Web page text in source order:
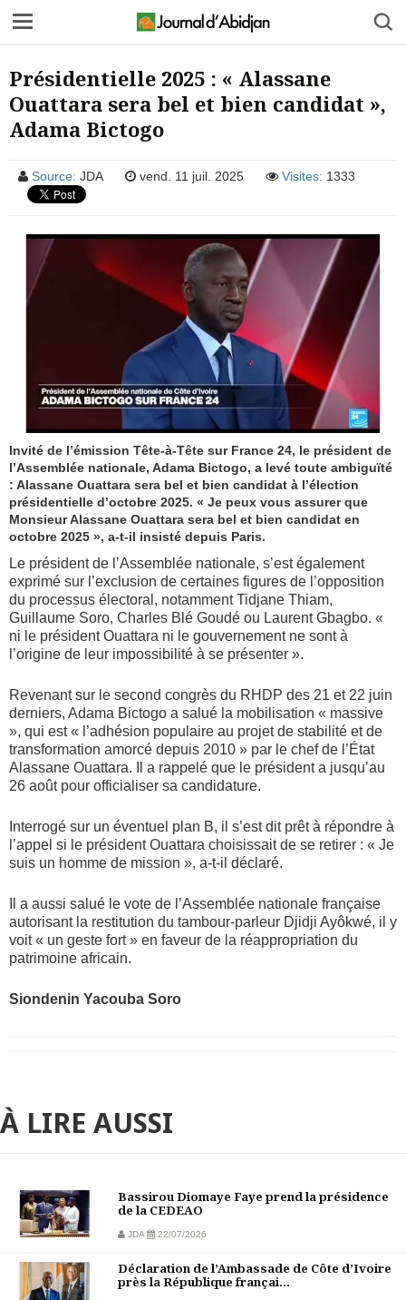
Présidentielle 2025 : « Alassane
Ouattara sera bel et bien candidat »,
Adama Bictogo
Source: JDA vend. 11 juil. 2025 Visites: 1333
Invité de l’émission Tête-à-Tête sur France 24, le président de
l’Assemblée nationale, Adama Bictogo, a levé toute ambiguïté
: Alassane Ouattara sera bel et bien candidat à l’élection
présidentielle d’octobre 2025. « Je peux vous assurer que
Monsieur Alassane Ouattara sera bel et bien candidat en
octobre 2025 », a-t-il insisté depuis Paris.
Le président de l’Assemblée nationale, s’est également
exprimé sur l’exclusion de certaines figures de l’opposition
du processus électoral, notamment Tidjane Thiam,
Guillaume Soro, Charles Blé Goudé ou Laurent Gbagbo. «
ni le président Ouattara ni le gouvernement ne sont à
l’origine de leur impossibilité à se présenter ».
Revenant sur le second congrès du RHDP des 21 et 22 juin
derniers, Adama Bictogo a salué la mobilisation « massive
», qui est « l’adhésion populaire au projet de stabilité et de
transformation amorcé depuis 2010 » par le chef de l’État
Alassane Ouattara. Il a rappelé que le président a jusqu’au
26 août pour officialiser sa candidature.
Interrogé sur un éventuel plan B, il s’est dit prêt à répondre à
l’appel si le président Ouattara choisissait de se retirer : « Je
suis un homme de mission », a-t-il déclaré.
Il a aussi salué le vote de l’Assemblée nationale française
autorisant la restitution du tambour-parleur Djidji Ayôkwé, il y
voit « un geste fort » en faveur de la réappropriation du
patrimoine africain.
Siondenin Yacouba Soro
À LIRE AUSSI
Bassirou Diomaye Faye prend la présidence
de la CEDEAO
JDA 22/07/2026
Déclaration de l’Ambassade de Côte d’Ivoire
près la République françai...